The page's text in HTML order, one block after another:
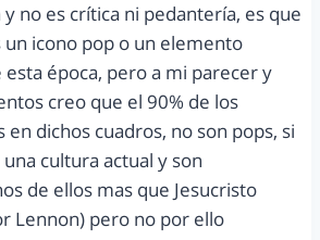
y no es crítica ni pedantería, es que
un icono pop o un elemento
época, pero a mi parecer y
creo que el 90% de los
en dichos cuadros, no son pops, si
cultura actual y son
de ellos mas que Jesucristo
Lennon) pero no por ello